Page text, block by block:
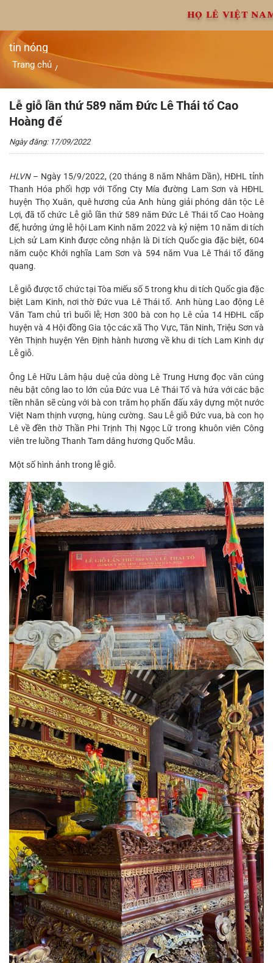
nội
dung
HỌ LÊ VIỆT
tin nóng
Trang chủ /
Lễ giỗ lần thứ 589 năm Đức Lê Thái tổ Cao Hoàng đế
Lễ giỗ lần thứ 589 năm Đức Lê Thái tổ Cao
Hoàng đế
Ngày đăng: 17/09/2022
HLVN – Ngày 15/9/2022, (20 tháng 8 năm Nhâm Dần), HĐHL tỉnh
Thanh Hóa phối hợp với Tổng Cty Mía đường Lam Sơn và HĐHL
huyện Thọ Xuân, quê hương của Anh hùng giải phóng dân tộc Lê
Lợi, đã tổ chức Lễ giỗ lần thứ 589 năm Đức Lê Thái tổ Cao Hoàng
đế, hưởng ứng lễ hội Lam Kinh năm 2022 và kỷ niệm 10 năm di tích
Lịch sử Lam Kinh được công nhận là Di tích Quốc gia đặc biệt, 604
năm cuộc Khởi nghĩa Lam Sơn và 594 năm Vua Lê Thái tổ đăng
quang.
Lễ giỗ được tổ chức tại Tòa miếu số 5 trong khu di tích Quốc gia đặc
biệt Lam Kinh, nơi thờ Đức vua Lê Thái tổ. Anh hùng Lao động Lê
Văn Tam chủ trì buổi lễ; Hơn 300 bà con họ Lê của 14 HĐHL cấp
huyện và 4 Hội đồng Gia tộc các xã Thọ Vực, Tân Ninh, Triệu Sơn và
Yên Thịnh huyện Yên Định hành hương về khu di tích Lam Kinh dự
Lễ giỗ.
Ông Lê Hữu Lâm hậu duệ của dòng Lê Trung Hưng đọc văn cúng
nêu bật công lao to lớn của Đức vua Lê Thái Tổ và hứa với các bậc
tiền nhân sẽ cùng với bà con trăm họ phấn đấu xây dựng một nước
Việt Nam thịnh vượng, hùng cường. Sau Lễ giỗ Đức vua, bà con họ
Lê về đền thờ Thần Phi Trịnh Thị Ngọc Lữ trong khuôn viên Công
viên tre luồng Thanh Tam dâng hương Quốc Mẫu.
Một số hình ảnh trong lễ giỗ.